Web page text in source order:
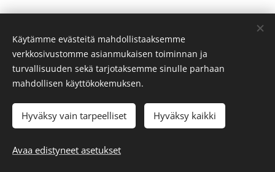
© Salon Uimarit ry 2024
Käytämme evästeitä mahdollistaaksemme
verkkosivustomme asianmukaisen toiminnan ja
turvallisuuden sekä tarjotaksemme sinulle parhaan
mahdollisen käyttökokemuksen.
Hyväksy vain tarpeelliset Hyväksy kaikki
Avaa edistyneet asetukset